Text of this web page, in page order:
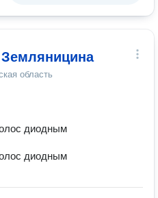
Земляницина
область
диодным
диодным